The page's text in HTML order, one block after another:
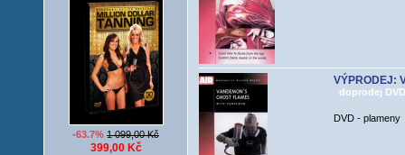
-63.7% 1 099,00 Kč
399,00 Kč
VÝPRODEJ:
doprodej
DVD - plameny